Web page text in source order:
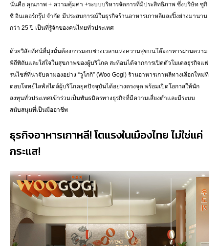
นั่นคือ คุณภาพ + ความคุ้มค่า +ระบบบริหารจัดการที่มีประสิทธิภาพ ซึ่งบริษัท ซูกิ
ชิ อินเตอร์กรุ๊ป จำกัด มีประสบการณ์ในธุรกิจร้านอาหารเกาหลีและปิ้งย่างมานาน
กว่า 25 ปี เป็นที่รู้จักของคนไทยทั่วประเทศ
ด้วยวิสัยทัศน์ที่มุ่งมั่นต้องการมอบช่วงเวลาแห่งความสุขบนโต๊ะอาหารผ่านความ
พิถีพิถันและใส่ใจในสุขภาพของผู้บริโภค สะท้อนได้จากการเปิดตัวโมเดลธุรกิจแฟ
รนไชส์ที่น่าจับตามองอย่าง “วูโกกิ” (Woo Gogi) ร้านอาหารเกาหลีทางเลือกใหม่ที่
ตอบโจทย์ไลฟ์สไตล์ผู้บริโภคยุคปัจจุบันได้อย่างตรงจุด พร้อมเปิดโอกาสให้นัก
ลงทุนทั่วประเทศเข้าร่วมเป็นพันธมิตรทางธุรกิจที่มีความเสี่ยงต่ำและมีระบบ
สนับสนุนที่เป็นมืออาชีพ
ธุรกิจอาหารเกาหลี! โตแรงในเมืองไทย ไม่ใช่แค่
กระแส!